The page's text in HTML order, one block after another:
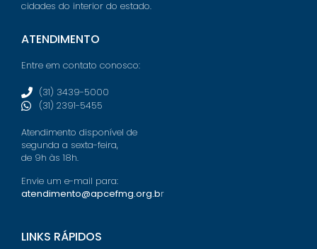
cidades do interior do estado.
ATENDIMENTO
Entre em contato conosco:
(31) 3439-5000
(31) 2391-5455
Atendimento disponível de
segunda a sexta-feira,
de 9h às 18h.
Envie um e-mail para:
atendimento@apcefmg.org.br
LINKS RÁPIDOS